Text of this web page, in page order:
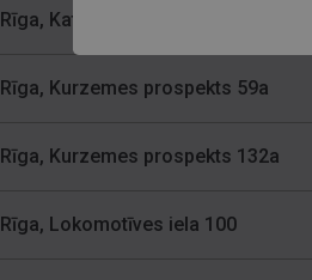
Rīga, Katoļu iela 7
Rīga, Kurzemes prospekts 59a
Rīga, Kurzemes prospekts 132a
Rīga, Lokomotīves iela 100